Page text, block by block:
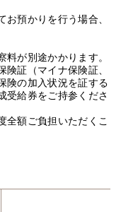
預かりを行う場合、
が別途かかります。
証（マイナ保険証、
険の加入状況を証する
受給券をご持参くださ
額ご負担いただくこ